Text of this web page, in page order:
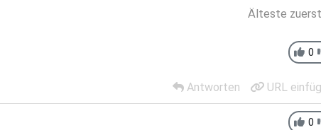
Älteste zuerst
0
Antworten URL
0